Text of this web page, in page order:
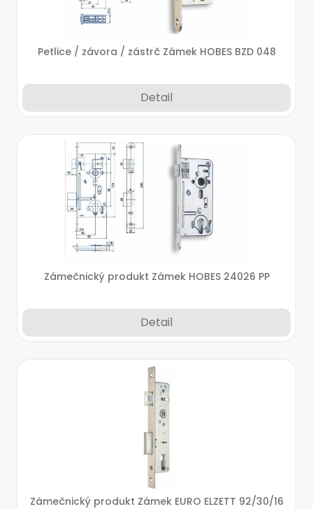
Petlice / závora / zástrč Zámek HOBES BZD 048
Detail
Zámečnický produkt Zámek HOBES 24026 PP
Detail
Zámečnický produkt Zámek EURO ELZETT 92/30/16